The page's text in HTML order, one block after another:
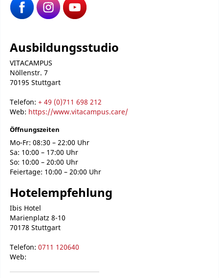
Ausbildungsstudio
VITACAMPUS
Nöllenstr. 7
70195 Stuttgart
Telefon: + 49 (0)711 698 212
Web: https://www.vitacampus.care/
Öffnungszeiten
Mo-Fr: 08:30 – 22:00 Uhr
Sa: 10:00 – 17:00 Uhr
So: 10:00 – 20:00 Uhr
Feiertage: 10:00 – 20:00 Uhr
Hotelempfehlung
Ibis Hotel
Marienplatz 8-10
70178 Stuttgart
Telefon: 0711 120640
Web: